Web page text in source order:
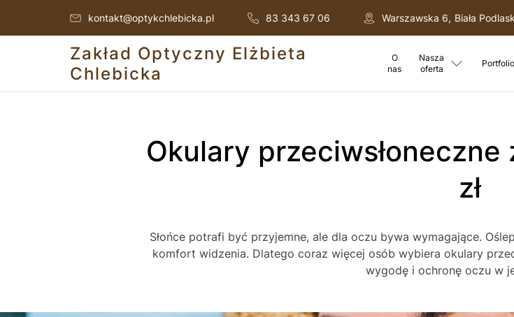
kontakt@optykchlebicka.pl 83 343 67 06 Warszawska 6, Biała
Zakład Optyczny Elżbieta
Chlebicka
O
nas
Nasza
oferta
Portfolio
Okulary przeciwsłoneczne z korekcją już od 360
zł
Słońce potrafi być przyjemne, ale dla oczu bywa wymagające.
komfort widzenia. Dlatego coraz więcej osób wybiera okulary
wygodę i ochronę oczu w